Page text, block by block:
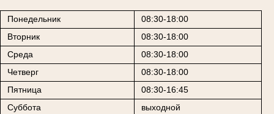
Понедельник
08:30-18:00
Вторник
08:30-18:00
Среда
08:30-18:00
Четверг
08:30-18:00
Пятница
08:30-16:45
Суббота
выходной